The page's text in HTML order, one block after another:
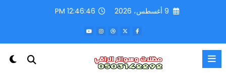
9 أغسطس، 2026 12:46:47 PM